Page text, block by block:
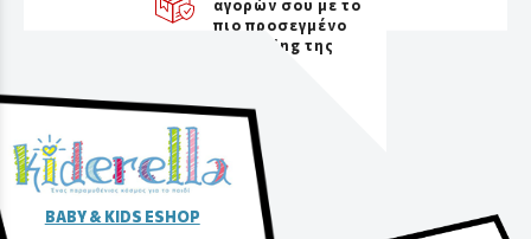
αγορών σου με το
πιο προσεγμένο
packaging της
BABY & KIDS ESHOP